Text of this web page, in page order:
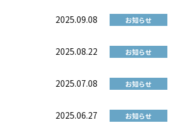
2025.09.08 お知らせ
2025.08.22 お知らせ
2025.07.08 お知らせ
2025.06.27 お知らせ